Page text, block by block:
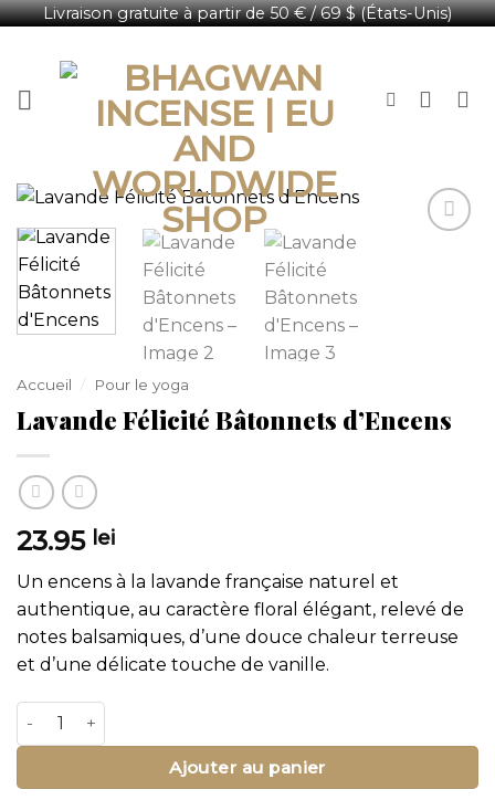
Livraison gratuite à partir de 50 € / 69 $ (États-Unis)
contenu
Accueil Pour le yoga
Lavande Félicité Bâtonnets d’Encens
23.95 lei
Un encens à la lavande française naturel et
authentique, au caractère floral élégant, relevé de
notes balsamiques, d’une douce chaleur terreuse
et d’une délicate touche de vanille.
quantité de Lavande Félicité Bâtonnets d'Encens
Ajouter au panier